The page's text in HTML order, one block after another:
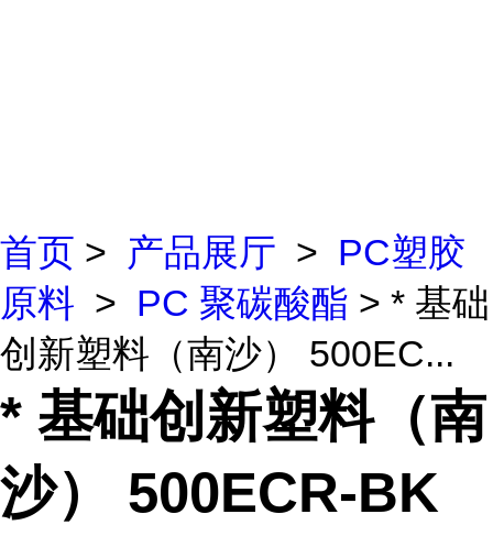
首页 > 产品展厅 > PC塑胶
原料 > PC 聚碳酸酯 > * 基础
创新塑料（南沙） 500EC...
* 基础创新塑料（南
沙） 500ECR-BK